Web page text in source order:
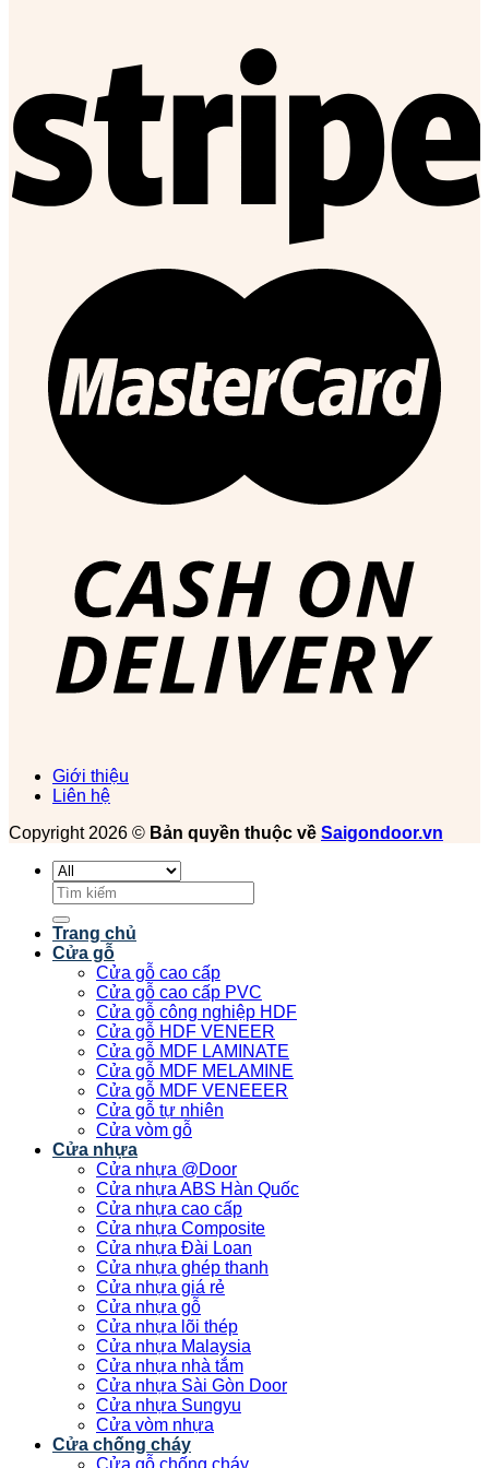
Giới thiệu
Liên hệ
Copyright 2026 © Bản quyền thuộc về Saigondoor.vn
Tìm
kiếm:
Trang chủ
Cửa gỗ
Cửa gỗ cao cấp
Cửa gỗ cao cấp PVC
Cửa gỗ công nghiệp HDF
Cửa gỗ HDF VENEER
Cửa gỗ MDF LAMINATE
Cửa gỗ MDF MELAMINE
Cửa gỗ MDF VENEEER
Cửa gỗ tự nhiên
Cửa vòm gỗ
Cửa nhựa
Cửa nhựa @Door
Cửa nhựa ABS Hàn Quốc
Cửa nhựa cao cấp
Cửa nhựa Composite
Cửa nhựa Đài Loan
Cửa nhựa ghép thanh
Cửa nhựa giá rẻ
Cửa nhựa gỗ
Cửa nhựa lõi thép
Cửa nhựa Malaysia
Cửa nhựa nhà tắm
Cửa nhựa Sài Gòn Door
Cửa nhựa Sungyu
Cửa vòm nhựa
Cửa chống cháy